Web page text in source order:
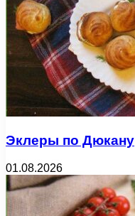
Эклеры по Дюкану
01.08.2026